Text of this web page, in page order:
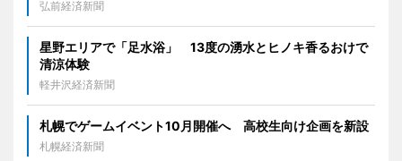
弘前経済新聞
星野エリアで「足水浴」 13度の湧水とヒノキ香るおけで
清涼体験
軽井沢経済新聞
札幌でゲームイベント10月開催へ 高校生向け企画を新設
札幌経済新聞